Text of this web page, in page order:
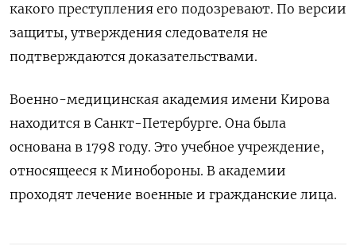
какого преступления его подозревают. По версии
защиты, утверждения следователя не
подтверждаются доказательствами.
Военно-медицинская академия имени Кирова
находится в Санкт-Петербурге. Она была
основана в 1798 году. Это учебное учреждение,
относящееся к Минобороны. В академии
проходят лечение военные и гражданские лица.